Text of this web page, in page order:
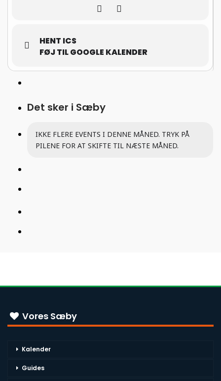
HENT ICS
FØJ TIL GOOGLE KALENDER
Det sker i Sæby
IKKE FLERE EVENTS I DENNE MÅNED. TRYK PÅ
PILENE FOR AT SKIFTE TIL NÆSTE MÅNED.
Vores Sæby
Kalender
Guides